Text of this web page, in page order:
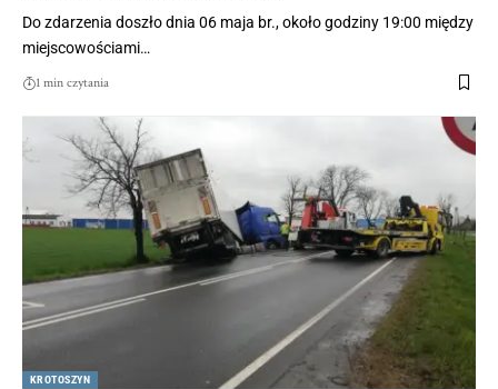
Do zdarzenia doszło dnia 06 maja br., około godziny 19:00 między
miejscowościami…
1 min czytania
KROTOSZYN